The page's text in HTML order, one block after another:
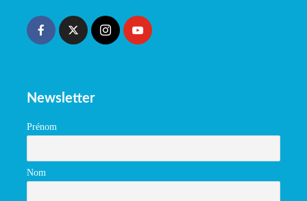
Newsletter
Prénom
Nom